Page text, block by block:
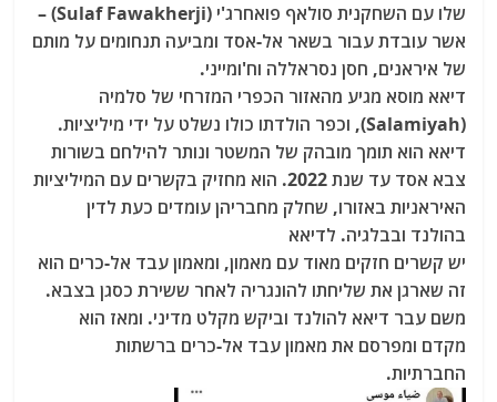
שלו עם השחקנית סולאף פואחרג'י (Sulaf Fawakherji) –
אשר עובדת עבור בשאר אל-אסד ומביעה תנחומים על מותם
של איראנים, חסן נסראללה וח'ומייני.
דיאא מוסא מגיע מהאזור הכפרי המזרחי של סלמיה
(Salamiyah), וכפר הולדתו כולו נשלט על ידי מיליציות.
דיאא הוא תומך מובהק של המשטר ונותר להילחם בשורות
צבא אסד עד שנת 2022. הוא מחזיק בקשרים עם המיליציות
האיראניות באזורו, שחלק מחבריהן עומדים כעת לדין
בהולנד ובבלגיה. לדיאא
יש קשרים חזקים מאוד עם מאמון, ומאמון עבד אל-כרים הוא
זה שארגן את שליחתו להונגריה לאחר ששירת כסגן בצבא.
משם עבר דיאא להולנד וביקש מקלט מדיני. ומאז הוא
מקדם ומפרסם את מאמון עבד אל-כרים ברשתות
החברתיות.